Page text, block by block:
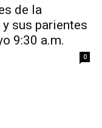
de la
sus parientes
9:30 a.m.
0